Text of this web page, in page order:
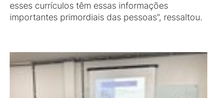
esses currículos têm essas informações
importantes primordiais das pessoas”, ressaltou.